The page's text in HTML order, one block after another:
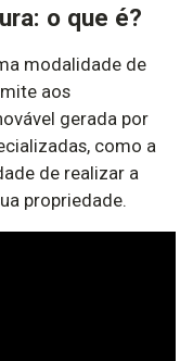
o que é?
modalidade de
aos
gerada por
como a
de realizar a
propriedade.